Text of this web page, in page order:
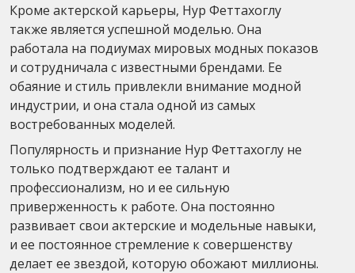
Кроме актерской карьеры, Нур Феттахоглу
также является успешной моделью. Она
работала на подиумах мировых модных показов
и сотрудничала с известными брендами. Ее
обаяние и стиль привлекли внимание модной
индустрии, и она стала одной из самых
востребованных моделей.
Популярность и признание Нур Феттахоглу не
только подтверждают ее талант и
профессионализм, но и ее сильную
приверженность к работе. Она постоянно
развивает свои актерские и модельные навыки,
и ее постоянное стремление к совершенству
делает ее звездой, которую обожают миллионы.